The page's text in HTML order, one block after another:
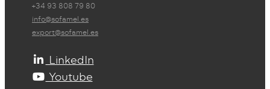
+34 93 808 79 80
info@sofamel.es
export@sofamel.es
LinkedIn
Youtube